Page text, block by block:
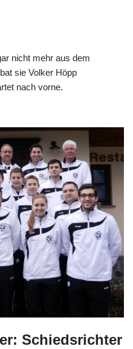
nicht mehr aus dem
sie Volker Höpp
nach vorne.
Schiedsrichter